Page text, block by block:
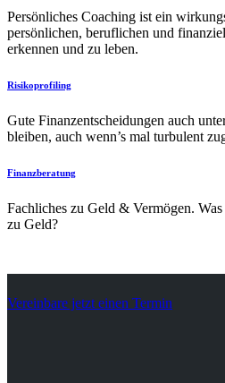
Persönliches Coaching ist ein
persönlichen, beruflichen und
erkennen und zu leben.
Risikoprofiling
Gute Finanzentscheidungen auch
bleiben, auch wenn’s mal turbulent
Finanzberatung
Fachliches zu Geld & Vermögen.
zu Geld?
Vereinbare jetzt einen Termin